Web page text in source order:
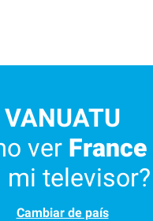
VANUATU
ver
mi televisor?
Cambiar de país